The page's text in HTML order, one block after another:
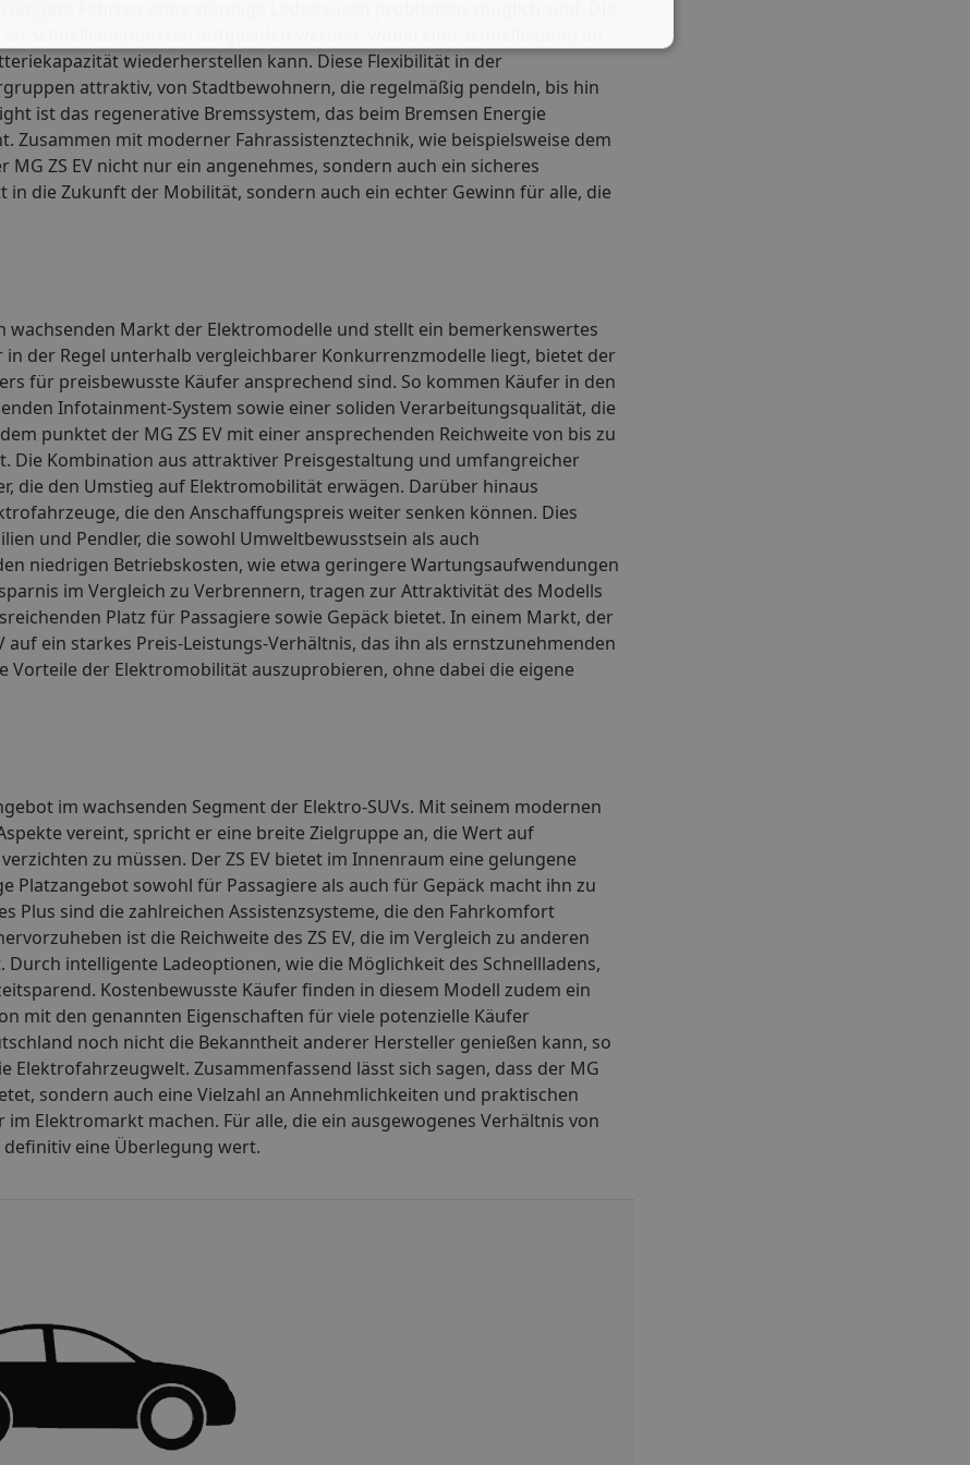
Fahrten ohne ständige Ladepausen problemlos möglich sind. Die
Schnellladepunkten aufgeladen werden, wobei eine Schnellladung an
wiederherstellen kann. Diese Flexibilität in der
attraktiv, von Stadtbewohnern, die regelmäßig pendeln, bis hin
ist das regenerative Bremssystem, das beim Bremsen Energie
Zusammen mit moderner Fahrassistenztechnik, wie beispielsweise dem
ZS EV nicht nur ein angenehmes, sondern auch ein sicheres
die Zukunft der Mobilität, sondern auch ein echter Gewinn für alle, die
wachsenden Markt der Elektromodelle und stellt ein bemerkenswertes
der Regel unterhalb vergleichbarer Konkurrenzmodelle liegt, bietet der
für preisbewusste Käufer ansprechend sind. So kommen Käufer in den
Infotainment-System sowie einer soliden Verarbeitungsqualität, die
punktet der MG ZS EV mit einer ansprechenden Reichweite von bis zu
Die Kombination aus attraktiver Preisgestaltung und umfangreicher
die den Umstieg auf Elektromobilität erwägen. Darüber hinaus
die den Anschaffungspreis weiter senken können. Dies
und Pendler, die sowohl Umweltbewusstsein als auch
niedrigen Betriebskosten, wie etwa geringere Wartungsaufwendungen
im Vergleich zu Verbrennern, tragen zur Attraktivität des Modells
Platz für Passagiere sowie Gepäck bietet. In einem Markt, der
ein starkes Preis-Leistungs-Verhältnis, das ihn als ernstzunehmenden
der Elektromobilität auszuprobieren, ohne dabei die eigene
im wachsenden Segment der Elektro-SUVs. Mit seinem modernen
vereint, spricht er eine breite Zielgruppe an, die Wert auf
zu müssen. Der ZS EV bietet im Innenraum eine gelungene
Platzangebot sowohl für Passagiere als auch für Gepäck macht ihn zu
Plus sind die zahlreichen Assistenzsysteme, die den Fahrkomfort
ist die Reichweite des ZS EV, die im Vergleich zu anderen
intelligente Ladeoptionen, wie die Möglichkeit des Schnellladens,
Kostenbewusste Käufer finden in diesem Modell zudem ein
mit den genannten Eigenschaften für viele potenzielle Käufer
noch nicht die Bekanntheit anderer Hersteller genießen kann, so
Elektrofahrzeugwelt. Zusammenfassend lässt sich sagen, dass der MG
sondern auch eine Vielzahl an Annehmlichkeiten und praktischen
Elektromarkt machen. Für alle, die ein ausgewogenes Verhältnis von
definitiv eine Überlegung wert.